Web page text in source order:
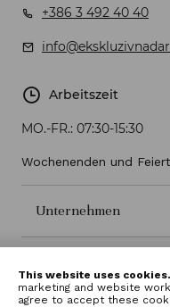
+386 3 492 40 40
Arbeitszeit
MO.-FR.: 07:30-15:30
Wochenenden und
Unternehmen
This website uses cookies.
marketing and website
agree to accept these